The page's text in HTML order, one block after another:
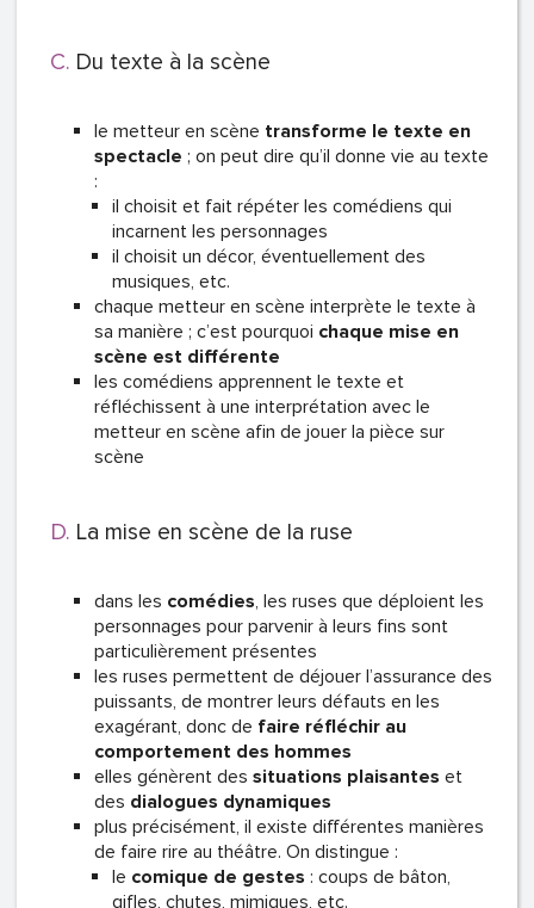
Du texte à la scène
le metteur en scène transforme le texte en
spectacle ; on peut dire qu’il donne vie au texte
:
il choisit et fait répéter les comédiens qui
incarnent les personnages
il choisit un décor, éventuellement des
musiques, etc.
chaque metteur en scène interprète le texte à
sa manière ; c’est pourquoi chaque mise en
scène est différente
les comédiens apprennent le texte et
réfléchissent à une interprétation avec le
metteur en scène afin de jouer la pièce sur
scène
La mise en scène de la ruse
dans les comédies, les ruses que déploient les
personnages pour parvenir à leurs fins sont
particulièrement présentes
les ruses permettent de déjouer l’assurance des
puissants, de montrer leurs défauts en les
exagérant, donc de faire réfléchir au
comportement des hommes
elles génèrent des situations plaisantes et
des dialogues dynamiques
plus précisément, il existe différentes manières
de faire rire au théâtre. On distingue :
le comique de gestes : coups de bâton,
gifles, chutes, mimiques, etc.